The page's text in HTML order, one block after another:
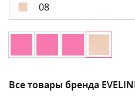
08
Все товары бренда